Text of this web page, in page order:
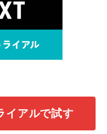
イアルで試す